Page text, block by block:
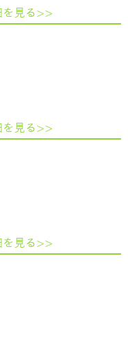
を見る>>
を見る>>
を見る>>